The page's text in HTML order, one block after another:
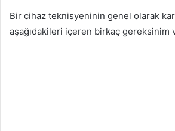
Bir cihaz teknisyeninin genel olarak
aşağıdakileri içeren birkaç gereksinim